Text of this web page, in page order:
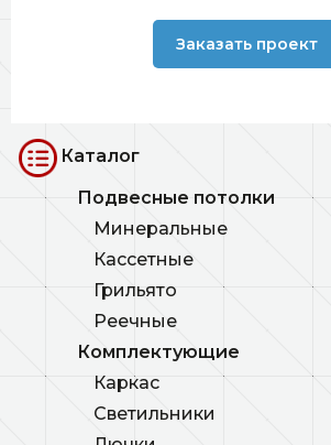
Каталог
Подвесные потолки
Минеральные
Кассетные
Грильято
Реечные
Комплектующие
Каркас
Светильники
Заказать проект